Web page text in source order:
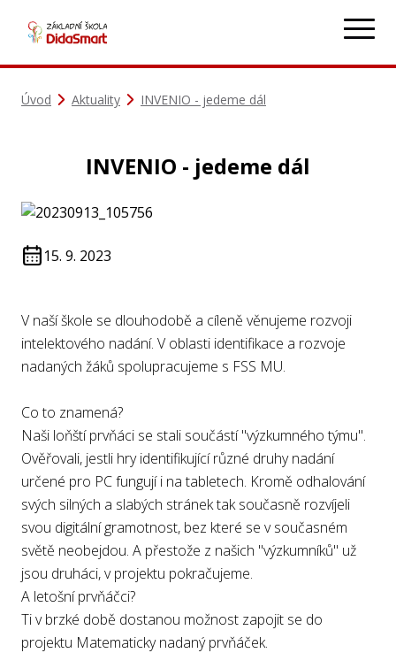
Úvod Aktuality INVENIO - jedeme dál
INVENIO - jedeme dál
15. 9. 2023
V naší škole se dlouhodobě a cíleně věnujeme rozvoji
intelektového nadání. V oblasti identifikace a rozvoje
nadaných žáků spolupracujeme s FSS MU.
Co to znamená?
Naši loňští prvňáci se stali součástí "výzkumného týmu".
Ověřovali, jestli hry identifikující různé druhy nadání
určené pro PC fungují i na tabletech. Kromě odhalování
svých silných a slabých stránek tak současně rozvíjeli
svou digitální gramotnost, bez které se v současném
světě neobejdou. A přestože z našich "výzkumníků" už
jsou druháci, v projektu pokračujeme.
A letošní prvňáčci?
Ti v brzké době dostanou možnost zapojit se do
projektu Matematicky nadaný prvňáček.